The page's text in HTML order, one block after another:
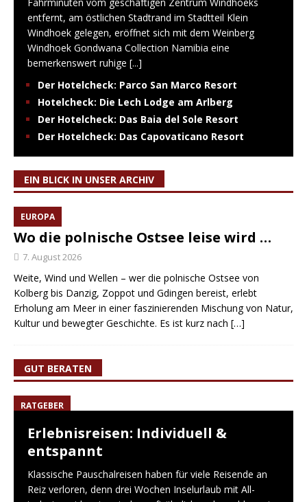
entfernt, am östlichen Stadtrand im Stadtteil Klein
Windhoek gelegen, eröffnet sich mit dem Weinberg
Windhoek Gondwana Collection Namibia eine
bemerkenswert ruhige [...]
Der Hotelcheck: Parco San Marco Resort
Hotelcheck: Die Lech Lodge am Arlberg
Der Hotelcheck: Das Baia del Sole Resort
Der Hotelcheck: Das Capovaticano Resort
EIN BLICK IN UNSER ARCHIV
EUROPA
Wo die polnische Ostsee leise wird …
7. August 2026
Weite, Wind und Wellen – wer die polnische Ostsee von
Kolberg bis Danzig, Zoppot und Gdingen bereist, erlebt
Erholung am Meer in einer faszinierenden Mischung von Natur,
Kultur und bewegter Geschichte. Es ist kurz nach […]
GUT BERATEN
RATGEBER
Erlebnisreisen: Individuell &
entspannt
Klassische Pauschalreisen haben für viele Reisende an
Reiz verloren, denn drei Wochen Inselurlaub mit All-